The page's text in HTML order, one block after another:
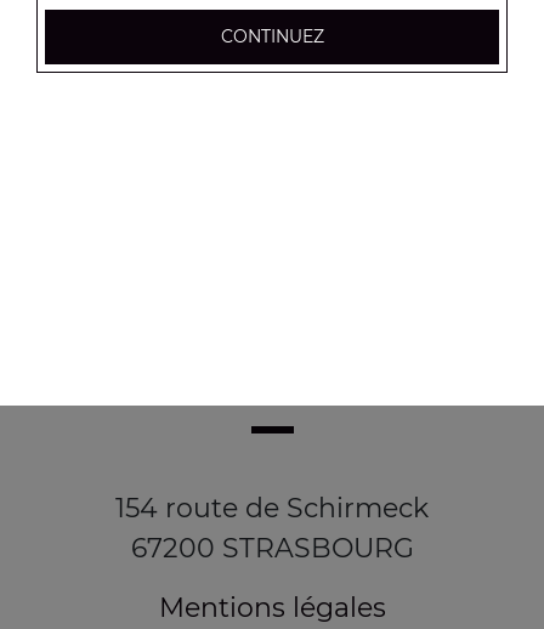
154 route de Schirmeck
67200 STRASBOURG
Mentions légales
CONTINUEZ